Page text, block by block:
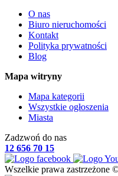
O nas
Biuro nieruchomości
Kontakt
Polityka prywatności
Blog
Mapa witryny
Mapa kategorii
Wszystkie ogłoszenia
Miasta
Zadzwoń do nas
12 656 70 15
Wszelkie prawa zastrzeżone